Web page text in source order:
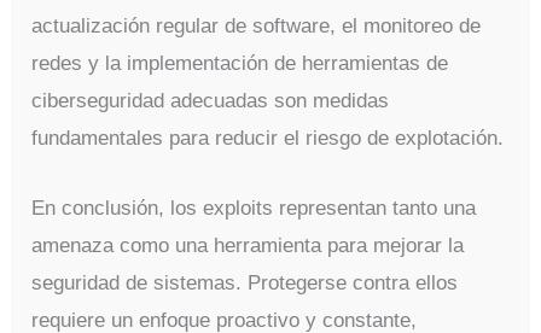
actualización regular de software, el monitoreo de
redes y la implementación de herramientas de
ciberseguridad adecuadas son medidas
fundamentales para reducir el riesgo de explotación.
En conclusión, los exploits representan tanto una
amenaza como una herramienta para mejorar la
seguridad de sistemas. Protegerse contra ellos
requiere un enfoque proactivo y constante,